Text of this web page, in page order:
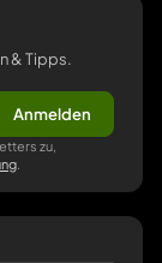
& Tipps.
Anmelden
zu,